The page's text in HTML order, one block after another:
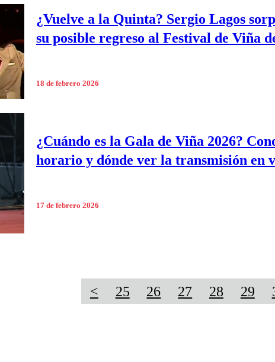
¿Vuelve a la Quinta? Sergio Lagos
su posible regreso al Festival de Viña
18 de febrero 2026
¿Cuándo es la Gala de Viña 2026?
horario y dónde ver la transmisión en
17 de febrero 2026
< 25 26 27 28 29